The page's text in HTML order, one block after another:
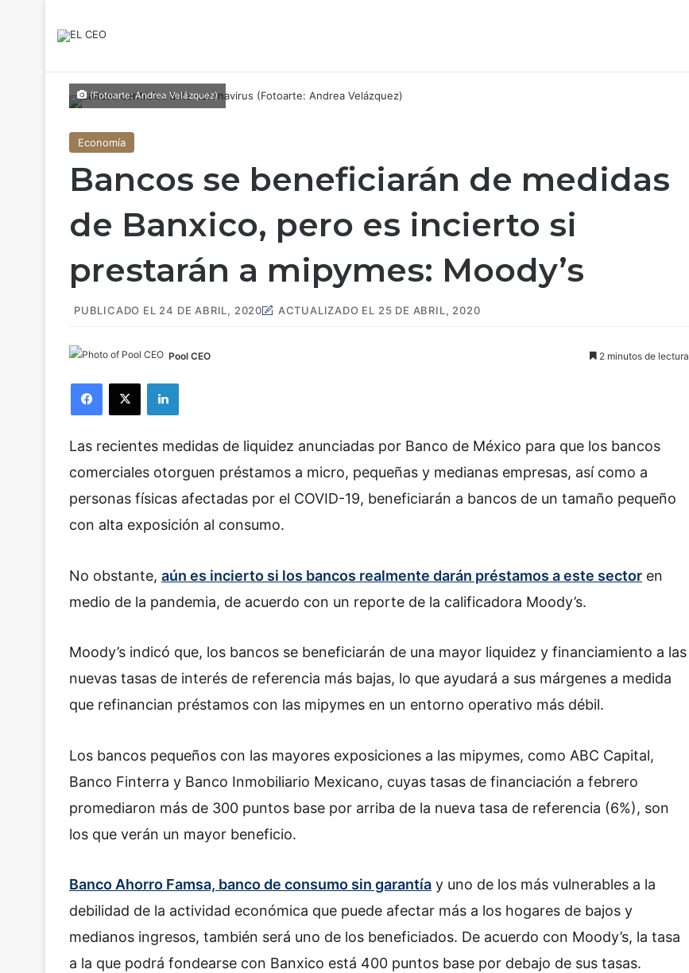
(Fotoarte: Andrea Velázquez)
Economía
Bancos se beneficiarán de medidas
de Banxico, pero es incierto si
prestarán a mipymes: Moody’s
PUBLICADO EL 24 DE ABRIL, 2020 ACTUALIZADO EL 25 DE ABRIL, 2020
Pool CEO 2 minutos de lectura
Las recientes medidas de liquidez anunciadas por Banco de México para que los bancos
comerciales otorguen préstamos a micro, pequeñas y medianas empresas, así como a
personas físicas afectadas por el COVID-19, beneficiarán a bancos de un tamaño pequeño
con alta exposición al consumo.
No obstante, aún es incierto si los bancos realmente darán préstamos a este sector en
medio de la pandemia, de acuerdo con un reporte de la calificadora Moody’s.
Moody’s indicó que, los bancos se beneficiarán de una mayor liquidez y financiamiento a las
nuevas tasas de interés de referencia más bajas, lo que ayudará a sus márgenes a medida
que refinancian préstamos con las mipymes en un entorno operativo más débil.
Los bancos pequeños con las mayores exposiciones a las mipymes, como ABC Capital,
Banco Finterra y Banco Inmobiliario Mexicano, cuyas tasas de financiación a febrero
promediaron más de 300 puntos base por arriba de la nueva tasa de referencia (6%), son
los que verán un mayor beneficio.
Banco Ahorro Famsa, banco de consumo sin garantía y uno de los más vulnerables a la
debilidad de la actividad económica que puede afectar más a los hogares de bajos y
medianos ingresos, también será uno de los beneficiados. De acuerdo con Moody’s, la tasa
a la que podrá fondearse con Banxico está 400 puntos base por debajo de sus tasas.